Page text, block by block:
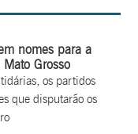
nomes para a
Grosso
os partidos
que disputarão os